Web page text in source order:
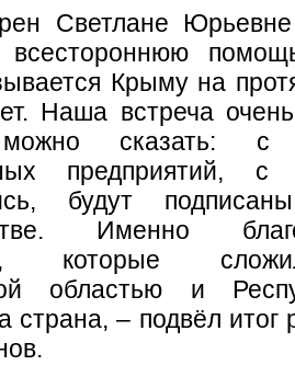
Светлане
всестороннюю
Крыму на
Наша встреча очень
сказать: с
предприятий,
будут
Именно
которые
областью и
страна, – подвёл итог